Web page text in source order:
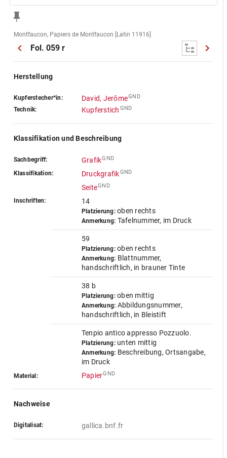
Montfaucon, Papiers de Montfaucon [Latin 11916]
Fol. 059 r
Herstellung
Kupferstecher*in: David, JerômeGND
Technik: Kupferstich GND
Klassifikation und Beschreibung
Sachbegriff: GrafikGND
Klassifikation: DruckgrafikGND
SeiteGND
Inschriften: 14
Platzierung:oben rechts
Anmerkung: Tafelnummer, im Druck
59
Platzierung:oben rechts
Anmerkung: Blattnummer,
handschriftlich, in brauner Tinte
38 b
Platzierung:oben mittig
Anmerkung: Abbildungsnummer,
handschriftlich, in Bleistift
Tenpio antico appresso Pozzuolo.
Platzierung:unten mittig
Anmerkung: Beschreibung, Ortsangabe,
im Druck
Material: PapierGND
Nachweise
Digitalisat: gallica.bnf.fr